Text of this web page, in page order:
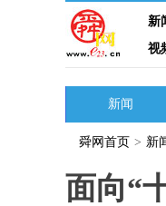
新
视
新闻
舜网首页 > 新
面向“